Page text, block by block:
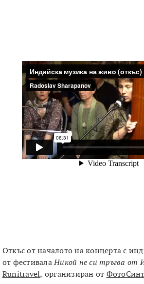
Откъс от началото на концерта с
от фестивалаНикой не си тръгва от
Runitravel, организиран от